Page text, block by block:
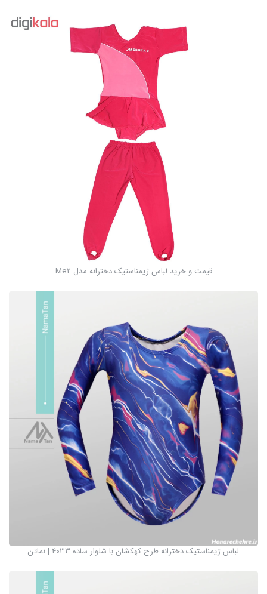
قیمت و خرید لباس ژیمناستیک دخترانه مدل Me2
لباس ژیمناستیک دخترانه طرح کهکشان با شلوار ساده 4033 | نماتن